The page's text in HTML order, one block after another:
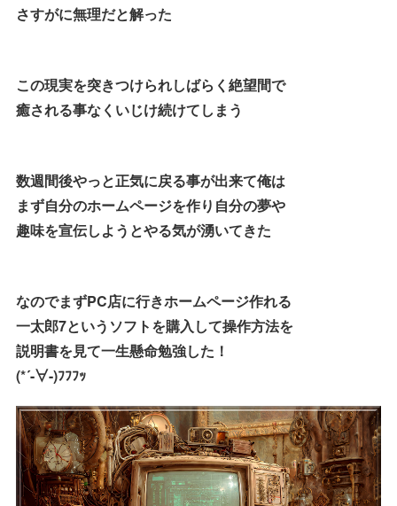
さすがに無理だと解った
この現実を突きつけられしばらく絶望間で
癒される事なくいじけ続けてしまう
数週間後やっと正気に戻る事が出来て俺は
まず自分のホームページを作り自分の夢や
趣味を宣伝しようとやる気が湧いてきた
なのでまずPC店に行きホームページ作れる
一太郎7というソフトを購入して操作方法を
説明書を見て一生懸命勉強した！
(*´-∀-)ﾌﾌﾌｯ